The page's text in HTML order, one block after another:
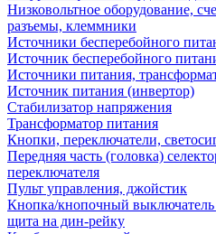
Низковольтное оборудование,
разъемы, клеммники
Источники бесперебойного
Источник бесперебойного
Источники питания,
Источник питания (инвертор)
Стабилизатор напряжения
Трансформатор питания
Кнопки, переключатели,
Передняя часть (головка)
переключателя
Пульт управления, джойстик
Кнопка/кнопочный выключатель
щита на дин-рейку